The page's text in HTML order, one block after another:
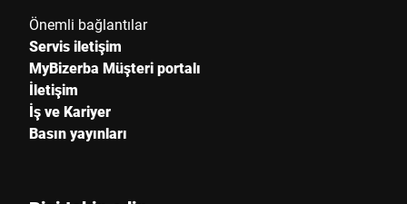
Posta kodu *
Ülke *
Önemli bağlantılar
Servis iletişim
MyBizerba Müşteri portalı
İletişim
İş ve Kariyer
Basın yayınları